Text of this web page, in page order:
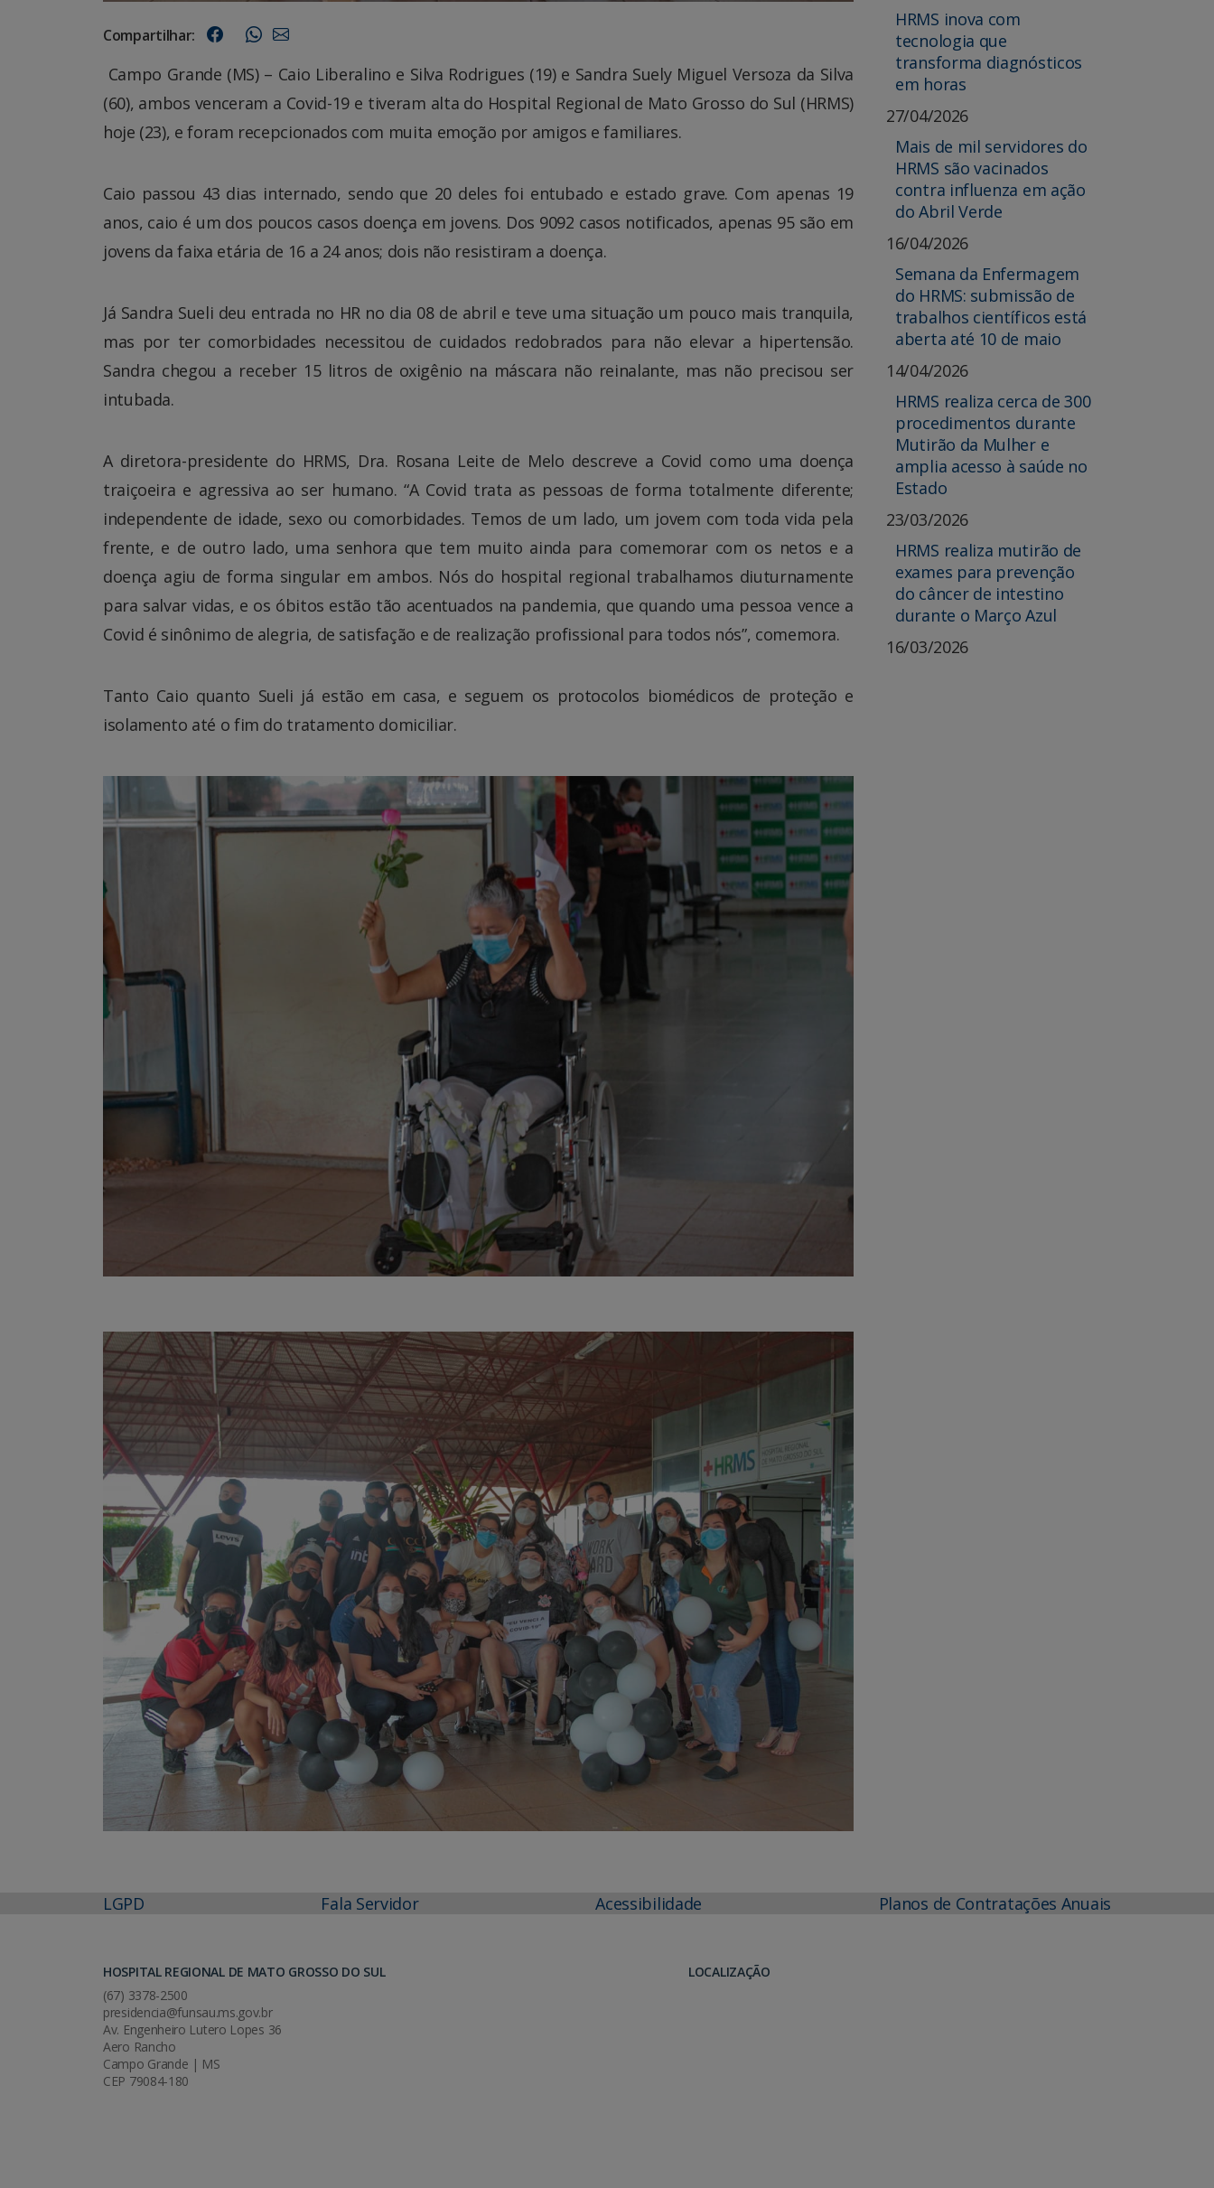
Compartilhar:
Campo Grande (MS) – Caio Liberalino e Silva Rodrigues (19) e Sandra Suely Miguel Versoza da Silva
(60), ambos venceram a Covid-19 e tiveram alta do Hospital Regional de Mato Grosso do Sul (HRMS)
hoje (23), e foram recepcionados com muita emoção por amigos e familiares.
Caio passou 43 dias internado, sendo que 20 deles foi entubado e estado grave. Com apenas 19
anos, caio é um dos poucos casos doença em jovens. Dos 9092 casos notificados, apenas 95 são em
jovens da faixa etária de 16 a 24 anos; dois não resistiram a doença.
Já Sandra Sueli deu entrada no HR no dia 08 de abril e teve uma situação um pouco mais tranquila,
mas por ter comorbidades necessitou de cuidados redobrados para não elevar a hipertensão.
Sandra chegou a receber 15 litros de oxigênio na máscara não reinalante, mas não precisou ser
intubada.
A diretora-presidente do HRMS, Dra. Rosana Leite de Melo descreve a Covid como uma doença
traiçoeira e agressiva ao ser humano. “A Covid trata as pessoas de forma totalmente diferente;
independente de idade, sexo ou comorbidades. Temos de um lado, um jovem com toda vida pela
frente, e de outro lado, uma senhora que tem muito ainda para comemorar com os netos e a
doença agiu de forma singular em ambos. Nós do hospital regional trabalhamos diuturnamente
para salvar vidas, e os óbitos estão tão acentuados na pandemia, que quando uma pessoa vence a
Covid é sinônimo de alegria, de satisfação e de realização profissional para todos nós”, comemora.
Tanto Caio quanto Sueli já estão em casa, e seguem os protocolos biomédicos de proteção e
isolamento até o fim do tratamento domiciliar.
HRMS inova com
tecnologia que
transforma diagnósticos
em horas
27/04/2026
Mais de mil servidores do
HRMS são vacinados
contra influenza em ação
do Abril Verde
16/04/2026
Semana da Enfermagem
do HRMS: submissão de
trabalhos científicos está
aberta até 10 de maio
14/04/2026
HRMS realiza cerca de 300
procedimentos durante
Mutirão da Mulher e
amplia acesso à saúde no
Estado
23/03/2026
HRMS realiza mutirão de
exames para prevenção
do câncer de intestino
durante o Março Azul
16/03/2026
LGPD Fala Servidor Acessibilidade Planos de Contratações Anuais
HOSPITAL REGIONAL DE MATO GROSSO DO SUL
(67) 3378-2500
presidencia@funsau.ms.gov.br
Av. Engenheiro Lutero Lopes 36
Aero Rancho
Campo Grande | MS
CEP 79084-180
LOCALIZAÇÃO